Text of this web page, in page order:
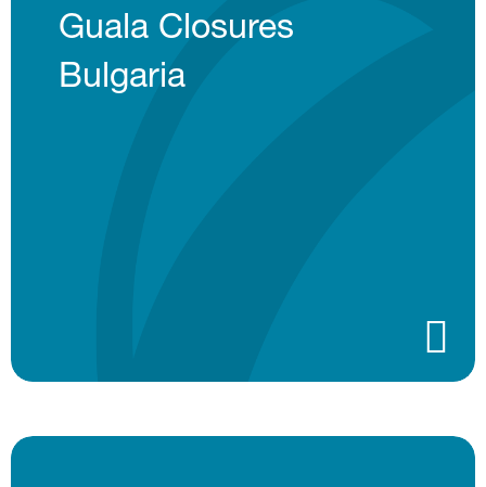
Guala Closures
Bulgaria